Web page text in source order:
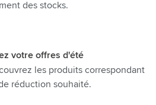
des stocks.
votre offres d'été
les produits correspondant
réduction souhaité.